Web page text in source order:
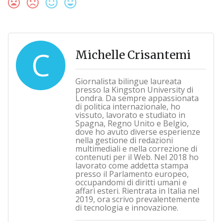
C Michelle Crisantemi
Giornalista bilingue laureata
presso la Kingston University di
Londra. Da sempre appassionata
di politica internazionale, ho
vissuto, lavorato e studiato in
Spagna, Regno Unito e Belgio,
dove ho avuto diverse esperienze
nella gestione di redazioni
multimediali e nella correzione di
contenuti per il Web. Nel 2018 ho
lavorato come addetta stampa
presso il Parlamento europeo,
occupandomi di diritti umani e
affari esteri. Rientrata in Italia nel
2019, ora scrivo prevalentemente
di tecnologia e innovazione.